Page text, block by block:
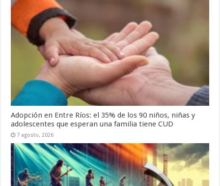
Adopción en Entre Ríos: el 35% de los 90 niños, niñas y
adolescentes que esperan una familia tiene CUD
7 agosto, 2026